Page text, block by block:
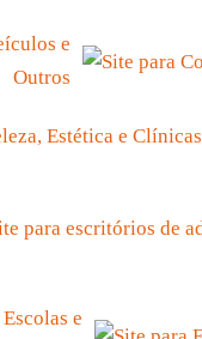
e
Outros
Estética e Clínicas
e